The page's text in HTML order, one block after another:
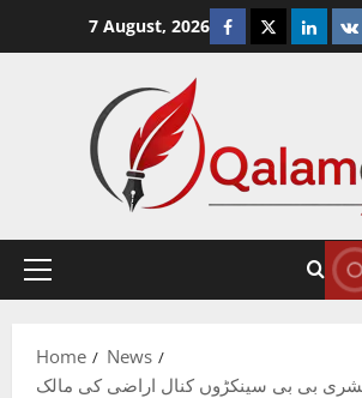
7 August, 2026 Facebook
Twitter VK
Primary
Home
News
بی بی سینکڑوں کنال اراضی کی مالک